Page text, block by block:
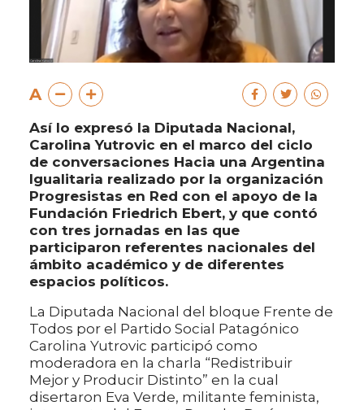
A
Así lo expresó la Diputada Nacional,
Carolina Yutrovic en el marco del ciclo
de conversaciones Hacia una Argentina
Igualitaria realizado por la organización
Progresistas en Red con el apoyo de la
Fundación Friedrich Ebert, y que contó
con tres jornadas en las que
participaron referentes nacionales del
ámbito académico y de diferentes
espacios políticos.
La Diputada Nacional del bloque Frente de
Todos por el Partido Social Patagónico
Carolina Yutrovic participó como
moderadora en la charla “Redistribuir
Mejor y Producir Distinto” en la cual
disertaron Eva Verde, militante feminista,